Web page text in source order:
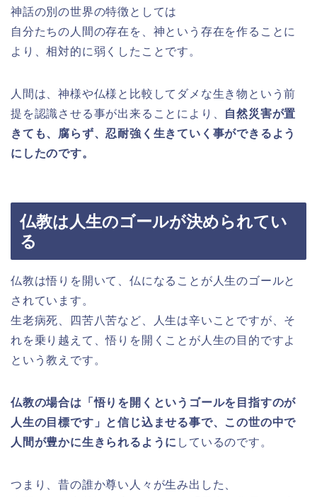
神話の別の世界の特徴としては
自分たちの人間の存在を、神という存在を作ることに
より、相対的に弱くしたことです。
人間は、神様や仏様と比較してダメな生き物という前
提を認識させる事が出来ることにより、 自然災害が置
きても、腐らず、忍耐強く生きていく事ができるよう
にしたのです。
仏教は人生のゴールが決められてい
る
仏教は悟りを開いて、仏になることが人生のゴールと
されています。
生老病死、四苦八苦など、人生は辛いことですが、そ
れを乗り越えて、悟りを開くことが人生の目的ですよ
という教えです。
仏教の場合は「悟りを開くというゴールを目指すのが
人生の目標です」と信じ込ませる事で、この世の中で
人間が豊かに生きられるように しているのです。
つまり、昔の誰か尊い人々が生み出した、